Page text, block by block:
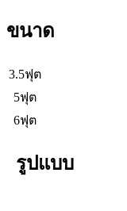
ขนาด
3.5ฟุต
5ฟุต
6ฟุต
รูปแบบ